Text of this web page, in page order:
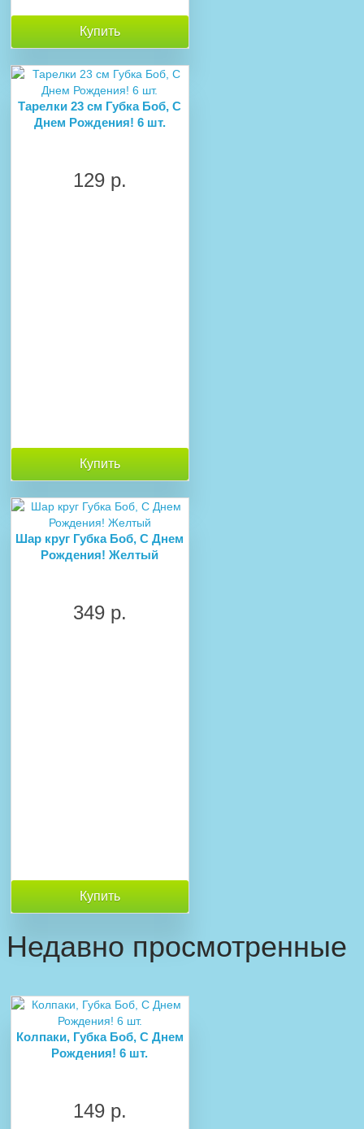
Купить
Тарелки 23 см Губка Боб, С
Днем Рождения! 6 шт.
129 р.
Купить
Шар круг Губка Боб, С Днем
Рождения! Желтый
349 р.
Купить
Недавно просмотренные
Колпаки, Губка Боб, С Днем
Рождения! 6 шт.
149 р.